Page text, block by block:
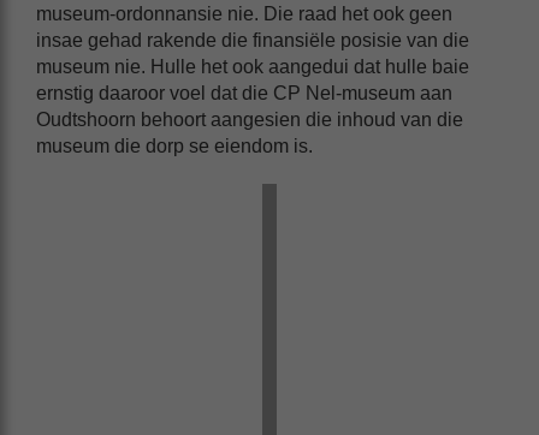
museum-ordonnansie nie. Die raad het ook geen
insae gehad rakende die finansiële posisie van die
museum nie. Hulle het ook aangedui dat hulle baie
ernstig daaroor voel dat die CP Nel-museum aan
Oudtshoorn behoort aangesien die inhoud van die
museum die dorp se eiendom is.